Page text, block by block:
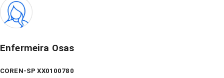
Enfermeira Osas
COREN-SP XX0100780